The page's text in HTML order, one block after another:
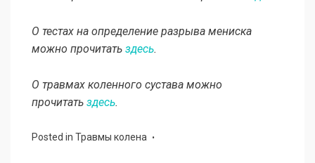
О тестах на определение разрыва мениска
можно прочитать здесь.
О травмах коленного сустава можно
прочитать здесь.
Posted in Травмы колена